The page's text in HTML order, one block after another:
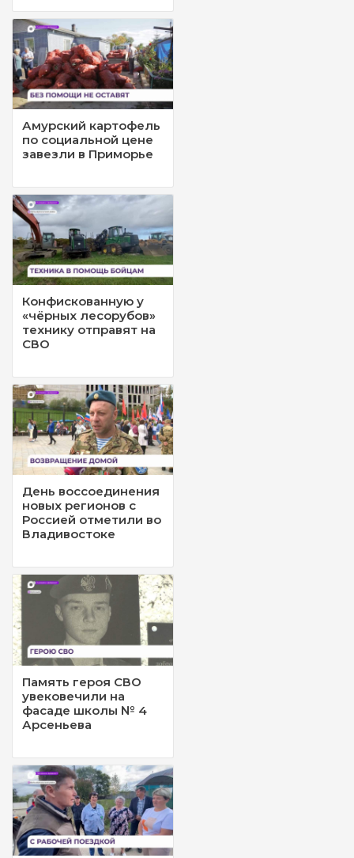
Амурский картофель
по социальной цене
завезли в Приморье
Конфискованную у
«чёрных лесорубов»
технику отправят на
СВО
День воссоединения
новых регионов с
Россией отметили во
Владивостоке
Память героя СВО
увековечили на
фасаде школы № 4
Арсеньева